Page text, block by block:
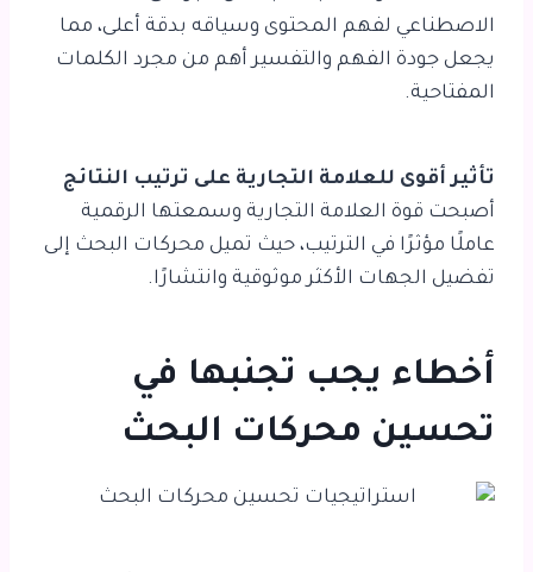
الاصطناعي لفهم المحتوى وسياقه بدقة أعلى، مما
يجعل جودة الفهم والتفسير أهم من مجرد الكلمات
المفتاحية.
تأثير أقوى للعلامة التجارية على ترتيب النتائج
أصبحت قوة العلامة التجارية وسمعتها الرقمية
عاملًا مؤثرًا في الترتيب، حيث تميل محركات البحث إلى
تفضيل الجهات الأكثر موثوقية وانتشارًا.
أخطاء يجب تجنبها في
تحسين محركات البحث